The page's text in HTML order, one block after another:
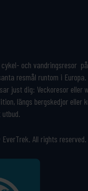
cykel- och vandringsresor
resmål runtom i
just dig: Veckoresor eller
längs bergskedjor eller
All rights reserved.